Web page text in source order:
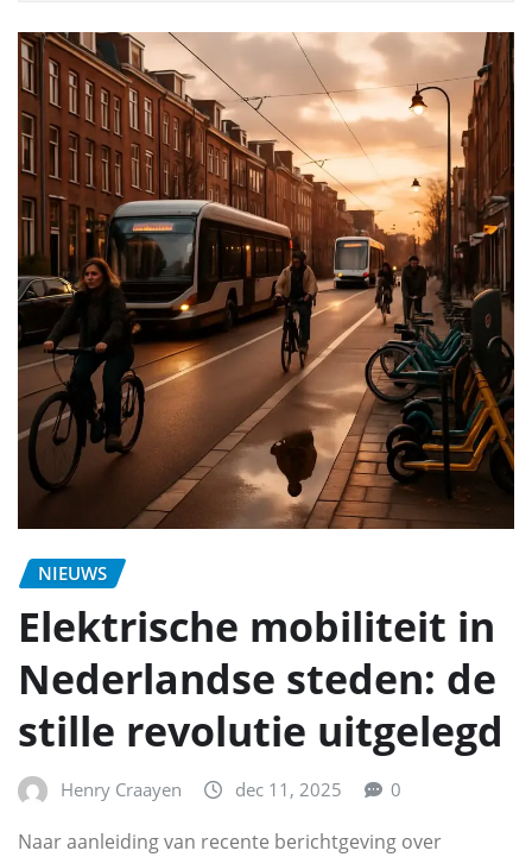
NIEUWS
Elektrische mobiliteit in
Nederlandse steden: de
stille revolutie uitgelegd
Henry Craayen dec 11, 2025 0
Naar aanleiding van recente berichtgeving over